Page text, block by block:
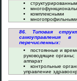
комплексными
многопрофильными
86. Типовая
самоуправления
перечисленных:
постоянные и
руководящие органы;
аппарат
контрольные
управление